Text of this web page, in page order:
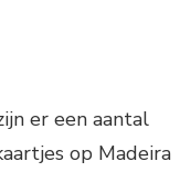
er een aantal
op Madeira